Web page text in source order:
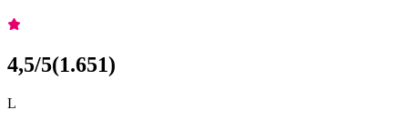
4,5/5(1.651)
L